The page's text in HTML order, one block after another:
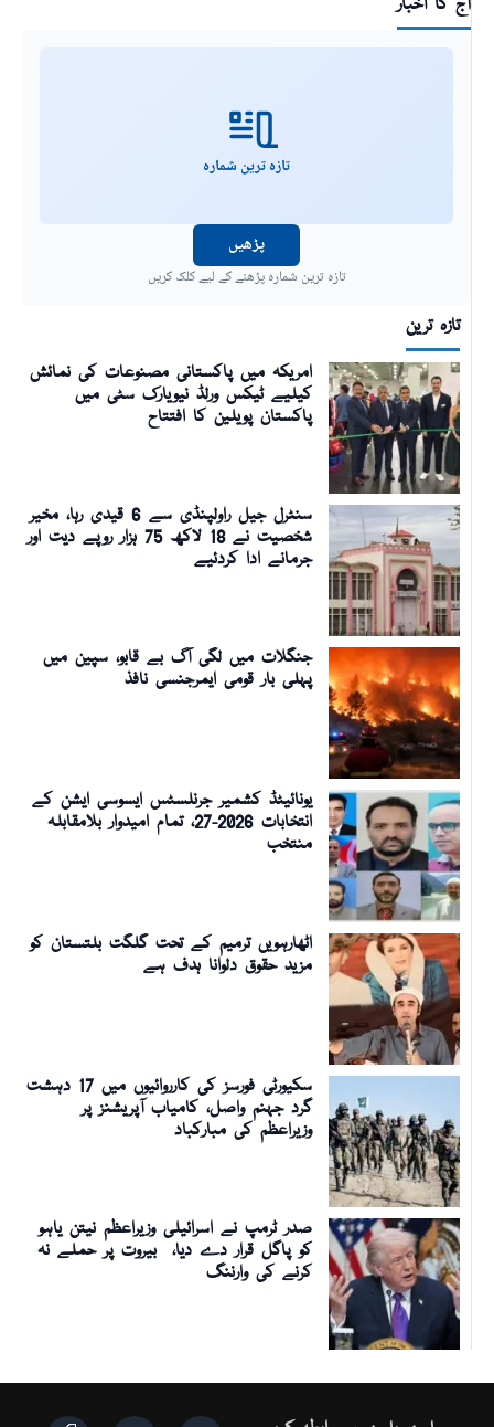
آج کا اخبار
تازہ ترین شمارہ
پڑھیں
تازہ ترین شمارہ پڑھنے کے لیے کلک کریں
تازہ ترین
امریکہ میں پاکستانی مصنوعات کی نمائش
کیلیے ٹیکس ورلڈ نیویارک سٹی میں
پاکستان پویلین کا افتتاح
سنٹرل جیل راولپنڈی سے 6 قیدی رہا، مخیر
شخصیت نے 18 لاکھ 75 ہزار روپے دیت اور
جرمانے ادا کردئیے
جنگلات میں لگی آگ بے قابو، سپین میں
پہلی بار قومی ایمرجنسی نافذ
یونائیٹڈ کشمیر جرنلسٹس ایسوسی ایشن کے
انتخابات 2026-27، تمام امیدوار بلامقابلہ
منتخب
اٹھارہویں ترمیم کے تحت گلگت بلتستان کو
مزید حقوق دلوانا ہدف ہے
سکیورٹی فورسز کی کارروائیوں میں 17 دہشت
گرد جہنم واصل، کامیاب آپریشنز پر
وزیراعظم کی مبارکباد
صدر ٹرمپ نے اسرائیلی وزیراعظم نیتن یاہو
کو پاگل قرار دے دیا، بیروت پر حملے نہ
کرنے کی وارننگ